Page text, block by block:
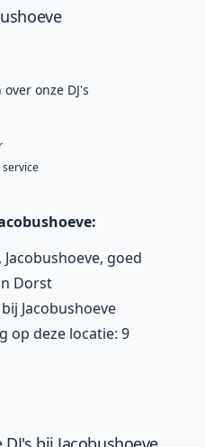
onze DJ's
goed
Dorst
Jacobushoeve
op deze locatie: 9